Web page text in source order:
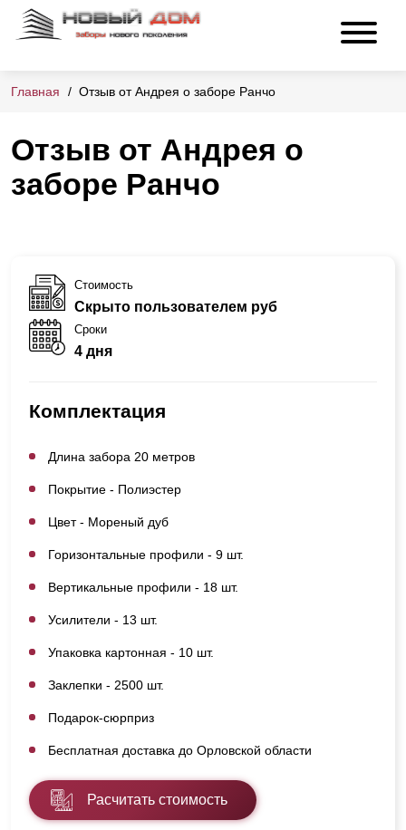
Главная Отзыв от Андрея о заборе Ранчо
Отзыв от Андрея о
заборе Ранчо
Стоимость
Скрыто пользователем руб
Сроки
4 дня
Комплектация
Длина забора 20 метров
Покрытие - Полиэстер
Цвет - Мореный дуб
Горизонтальные профили - 9 шт.
Вертикальные профили - 18 шт.
Усилители - 13 шт.
Упаковка картонная - 10 шт.
Заклепки - 2500 шт.
Подарок-сюрприз
Бесплатная доставка до Орловской области
Расчитать стоимость